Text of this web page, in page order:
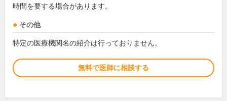
時間を要する場合があります。
その他
特定の医療機関名の紹介は行っておりません。
無料で医師に相談する